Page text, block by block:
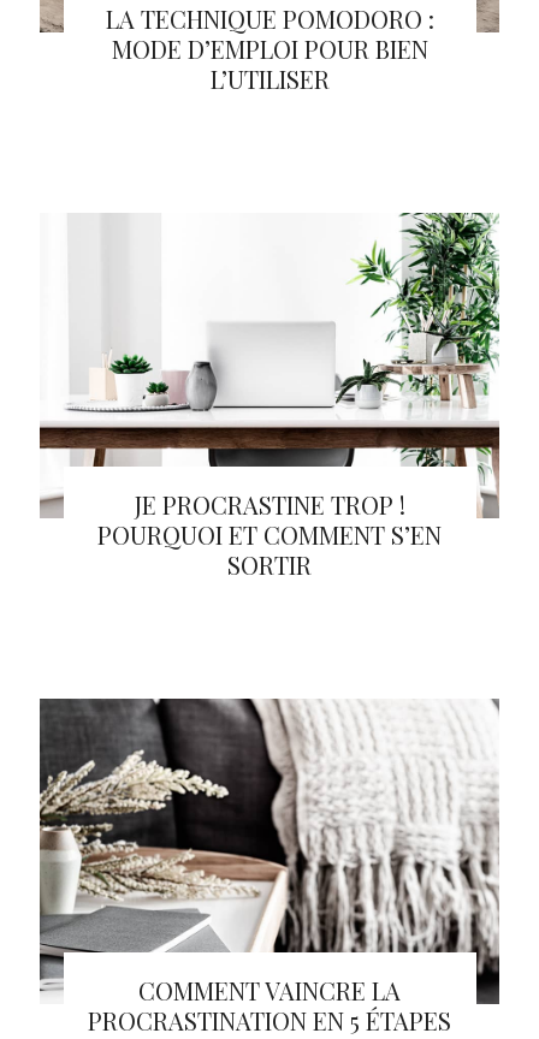
LA TECHNIQUE POMODORO :
MODE D’EMPLOI POUR BIEN
L’UTILISER
JE PROCRASTINE TROP !
POURQUOI ET COMMENT S’EN
SORTIR
COMMENT VAINCRE LA
PROCRASTINATION EN 5 ÉTAPES